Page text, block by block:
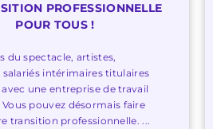
PROFESSIONNELLE
POUR TOUS !
du spectacle, artistes,
intérimaires titulaires
une entreprise de travail
pouvez désormais faire
transition professionnelle. ...